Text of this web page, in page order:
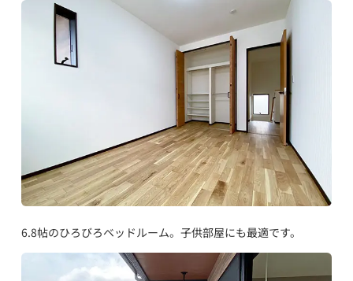
6.8帖のひろびろベッドルーム。子供部屋にも最適です。